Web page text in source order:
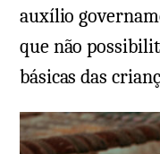
auxílio
que não
básicas das